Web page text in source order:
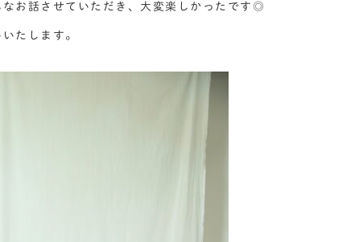
お話させていただき、大変楽しかったです◎
たします。